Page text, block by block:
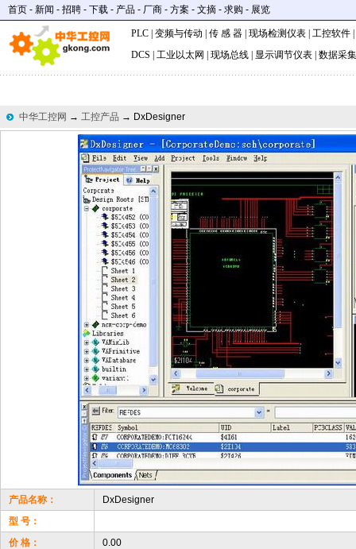
首页 - 新闻 - 招聘 - 下载 - 产品 - 厂商 - 方案 - 文摘 - 求购 - 展览
PLC 变频与传动 传 感 器 现场检测仪表 工控软件
DCS
工业以太网 现场总线 显示调节仪表 数据采集
中华工控网 → 工控产品 → DxDesigner
产品名称：
DxDesigner
型 号：
价 格：
0.00